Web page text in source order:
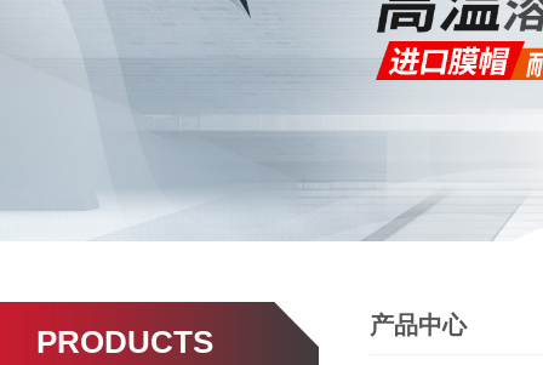
PRODUCTS 产品中心